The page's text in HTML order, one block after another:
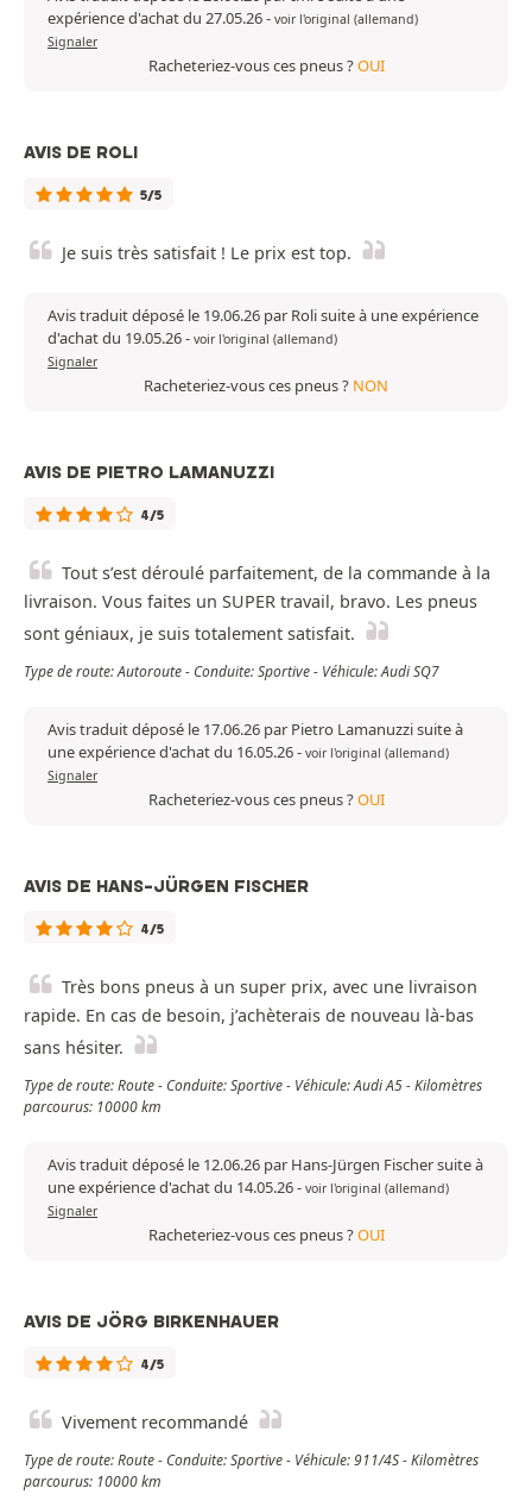
expérience d'achat du 27.05.26- voir l'original (allemand)
Signaler
Racheteriez-vous ces pneus ?OUI
AVIS DE ROLI
5/5
Je suis très satisfait ! Le prix est top.
Avis traduit déposé le 19.06.26 par Roli suite à une expérience
d'achat du 19.05.26- voir l'original (allemand)
Signaler
Racheteriez-vous ces pneus ? NON
AVIS DE PIETRO LAMANUZZI
4/5
Tout s’est déroulé parfaitement, de la commande à la
livraison. Vous faites un SUPER travail, bravo. Les pneus
sont géniaux, je suis totalement satisfait.
Type de route: Autoroute - Conduite: Sportive - Véhicule: Audi SQ7
Avis traduit déposé le 17.06.26 par Pietro Lamanuzzi suite à
une expérience d'achat du 16.05.26- voir l'original (allemand)
Signaler
Racheteriez-vous ces pneus ?OUI
AVIS DE HANS-JÜRGEN FISCHER
4/5
Très bons pneus à un super prix, avec une livraison
rapide. En cas de besoin, j’achèterais de nouveau là-bas
sans hésiter.
Type de route: Route - Conduite: Sportive - Véhicule: Audi A5 - Kilomètres
parcourus: 10000 km
Avis traduit déposé le 12.06.26 par Hans-Jürgen Fischer suite à
une expérience d'achat du 14.05.26- voir l'original (allemand)
Signaler
Racheteriez-vous ces pneus ?OUI
AVIS DE JÖRG BIRKENHAUER
4/5
Vivement recommandé
Type de route: Route - Conduite: Sportive - Véhicule: 911/4S - Kilomètres
parcourus: 10000 km